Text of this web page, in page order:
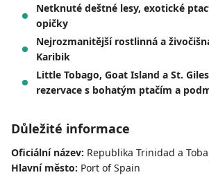
Netknuté deštné lesy, exotické
opičky
Nejrozmanitější rostlinná a
Karibik
Little Tobago, Goat Island a St.
rezervace s bohatým ptačím a
Důležité informace
Oficiální název: Republika Trinidad a
Hlavní město: Port of Spain